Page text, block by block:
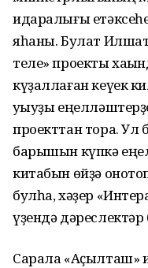
идаралығы
яһаны. Булат
теле» проекты
күҙаллаған кеүек
уҡыуҙы
проекттан тора. Ул
барышын күпкә
китабын өйҙә
булһа, хәҙер
үҙендә дәреслектәр
Сарала «Аҫылташ»